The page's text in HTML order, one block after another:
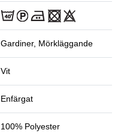
Gardiner, Mörkläggande
Vit
Enfärgat
100% Polyester